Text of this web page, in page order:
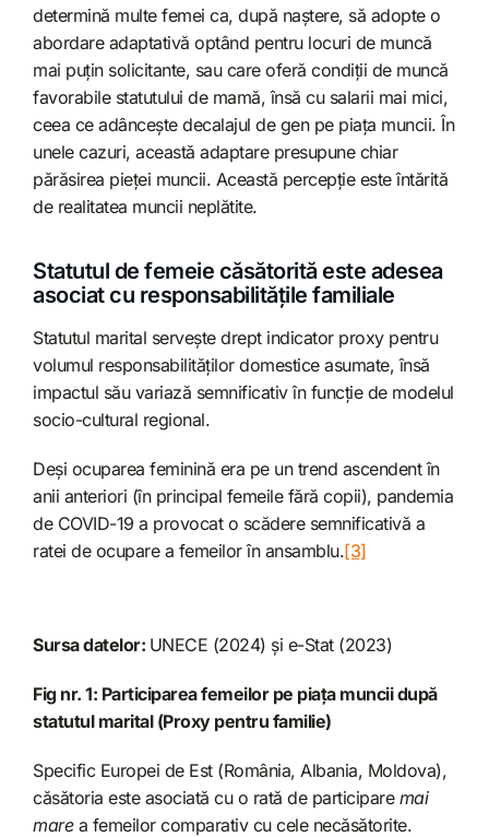
determină multe femei ca, după naștere, să adopte o
abordare adaptativă optând pentru locuri de muncă
mai puțin solicitante, sau care oferă condiții de muncă
favorabile statutului de mamă, însă cu salarii mai mici,
ceea ce adâncește decalajul de gen pe piața muncii. În
unele cazuri, această adaptare presupune chiar
părăsirea pieței muncii. Această percepție este întărită
de realitatea muncii neplătite.
Statutul de femeie căsătorită este adesea
asociat cu responsabilitățile familiale
Statutul marital servește drept indicator proxy pentru
volumul responsabilităților domestice asumate, însă
impactul său variază semnificativ în funcție de modelul
socio-cultural regional.
Deși ocuparea feminină era pe un trend ascendent în
anii anteriori (în principal femeile fără copii), pandemia
de COVID-19 a provocat o scădere semnificativă a
ratei de ocupare a femeilor în ansamblu.[3]
Sursa datelor: UNECE (2024) și e-Stat (2023)
Fig nr. 1: Participarea femeilor pe piața muncii după
statutul marital (Proxy pentru familie)
Specific Europei de Est (România, Albania, Moldova),
căsătoria este asociată cu o rată de participare mai
marea femeilor comparativ cu cele necăsătorite.